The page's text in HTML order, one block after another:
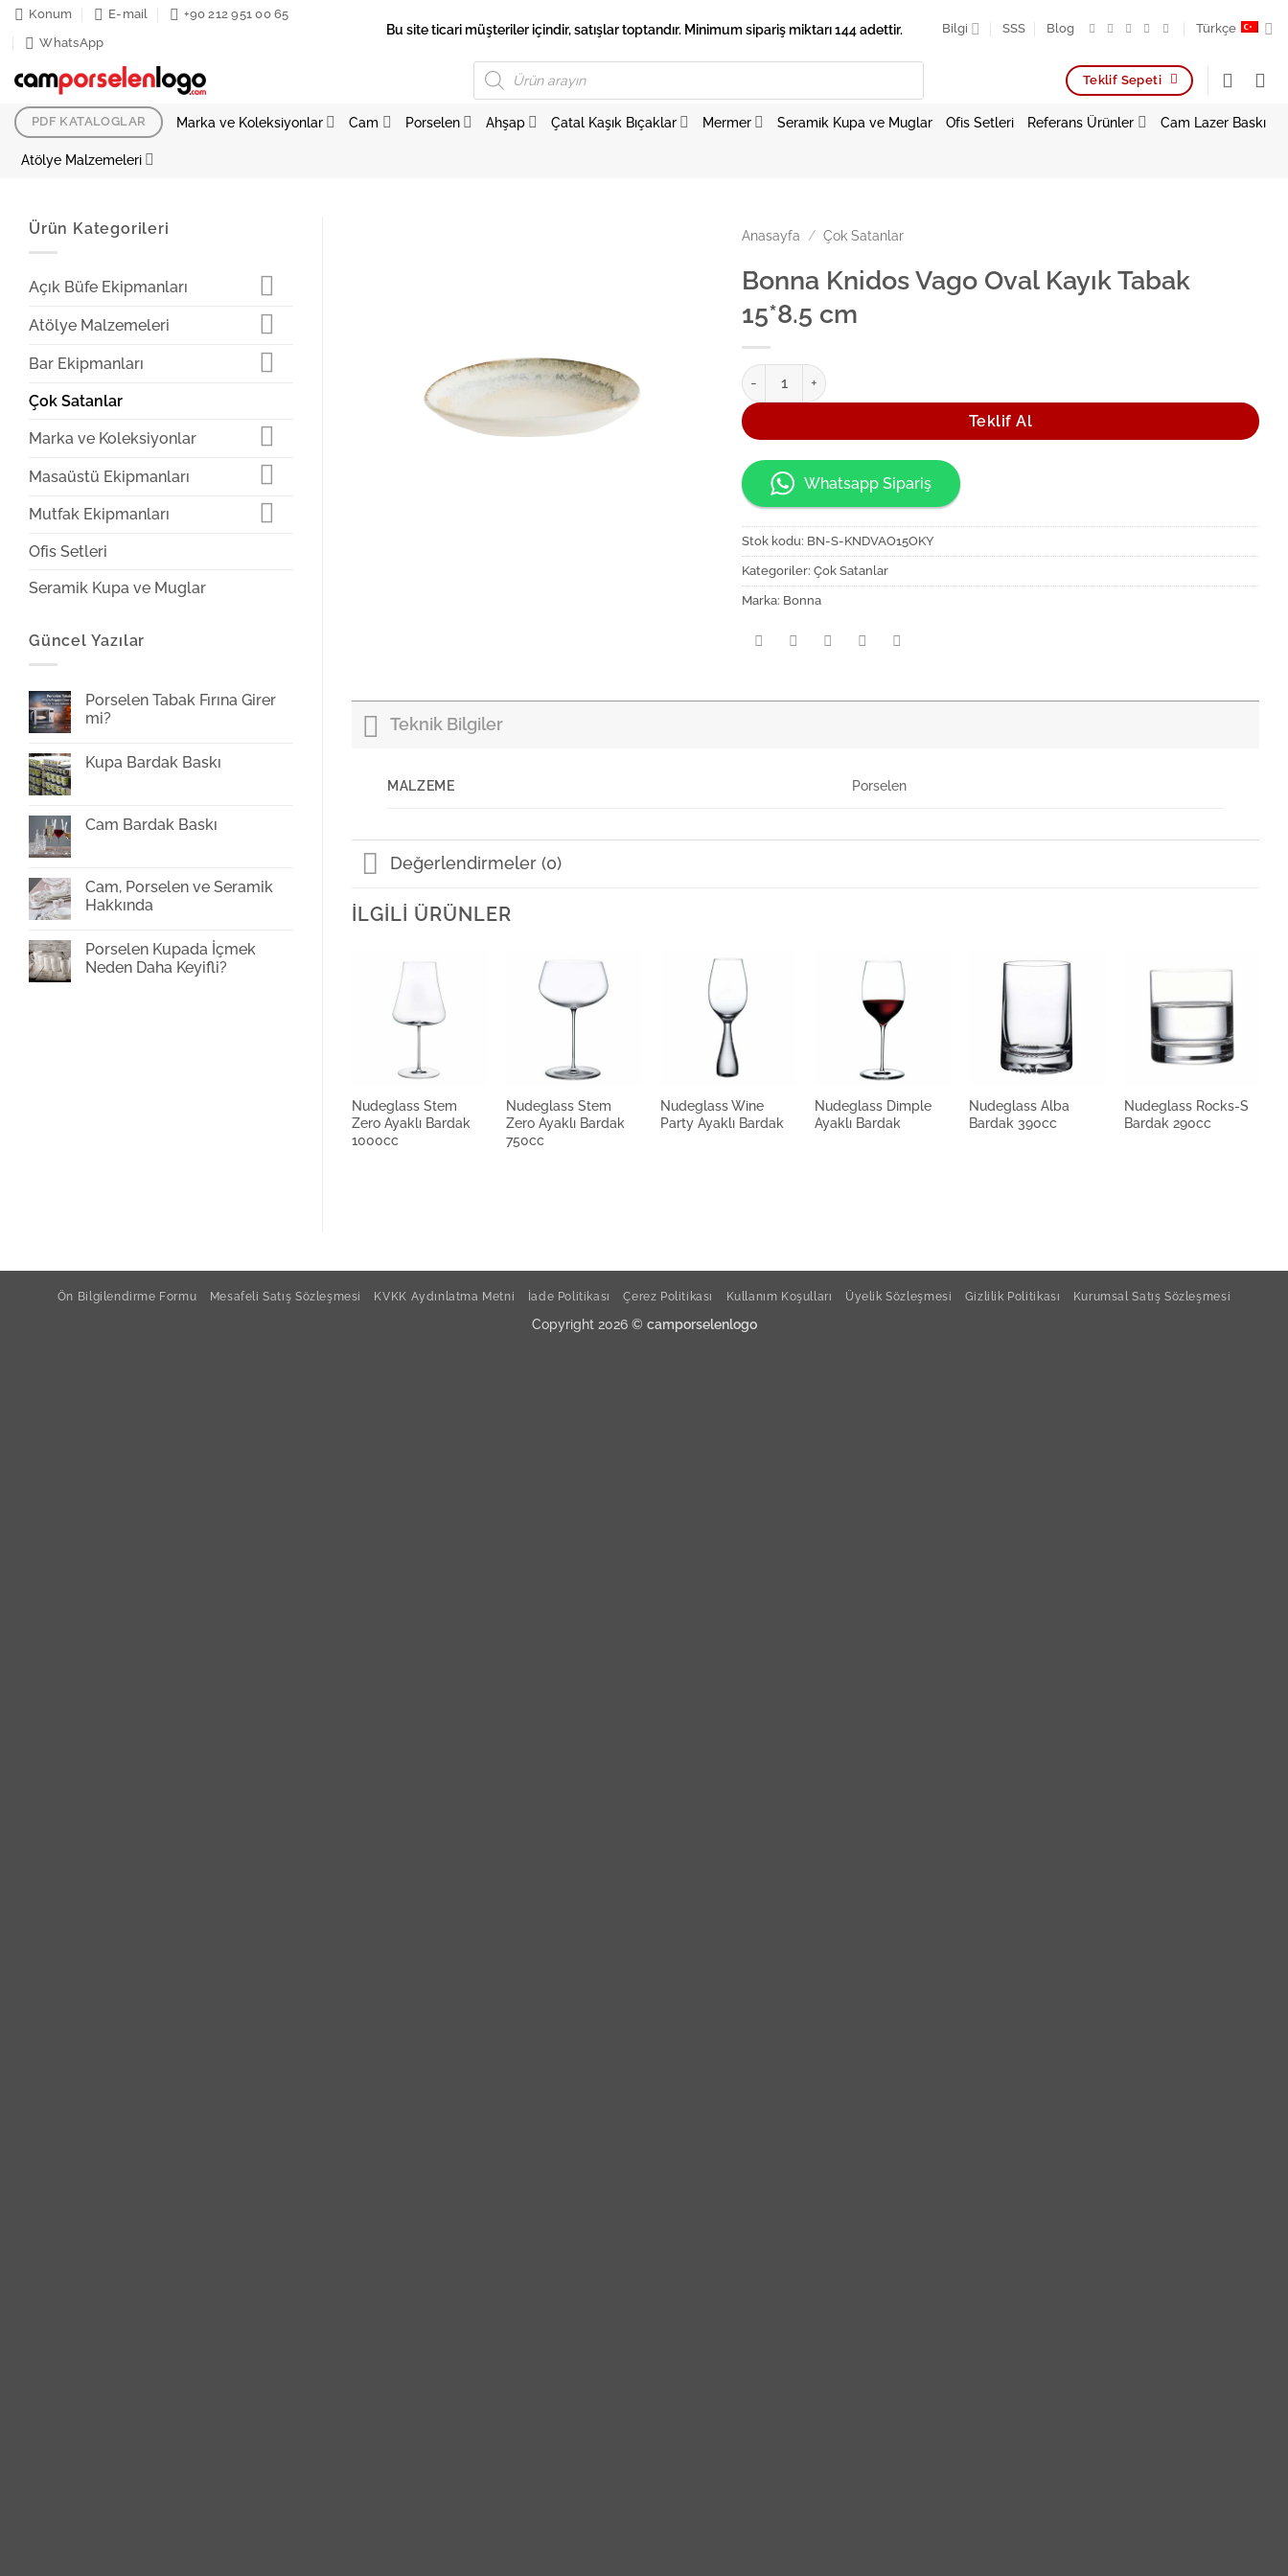
İçeriğe
atla
Konum E-mail
+90 212 951 00 65
WhatsApp
Bu site ticari müşteriler içindir, satışlar toptandır. Minimum sipariş miktarı 144 adettir. Bilgi SSS Blog Türkçe
Products
search
Teklif Sepeti
PDF KATALOGLAR Marka ve Koleksiyonlar Cam Porselen Ahşap Çatal Kaşık Bıçaklar Mermer Seramik Kupa ve Muglar Ofis Setleri Referans Ürünler Cam Lazer Baskı
Atölye Malzemeleri
Ürün Kategorileri
Açık Büfe Ekipmanları
Atölye Malzemeleri
Bar Ekipmanları
Çok Satanlar
Marka ve Koleksiyonlar
Masaüstü Ekipmanları
Mutfak Ekipmanları
Ofis Setleri
Seramik Kupa ve Muglar
Güncel Yazılar
Porselen Tabak Fırına Girer
mi?
Porselen
Tabak
Kupa Bardak Baskı
Bardak
Baskı
Cam Bardak Baskı
Bardak
Baskı
Cam, Porselen ve Seramik
Hakkında
Cam,
Porselen
ve
Porselen Kupada İçmek
Neden Daha Keyifli?
Anasayfa / Çok Satanlar
Bonna Knidos Vago Oval Kayık Tabak
15*8.5 cm
Bonna Knidos Vago Oval Kayık Tabak 15*8.5 cm adet
Teklif Al
Whatsapp Sipariş
Stok kodu: BN-S-KNDVAO15OKY
Kategoriler:Çok Satanlar
Marka: Bonna
Teknik Bilgiler
MALZEME Porselen
Değerlendirmeler (0)
İLGILI ÜRÜNLER
Nudeglass Stem
Zero Ayaklı Bardak
1000cc
Nudeglass Stem
Zero Ayaklı Bardak
750cc
Nudeglass Wine
Party Ayaklı Bardak
Nudeglass Dimple
Ayaklı Bardak
Nudeglass Alba
Bardak 390cc
Nudeglass Rocks-S
Bardak 290cc
Ön Bilgilendirme Formu Mesafeli Satış Sözleşmesi KVKK Aydınlatma Metni İade Politikası Çerez Politikası Kullanım Koşulları Üyelik Sözleşmesi Gizlilik Politikası Kurumsal Satış Sözleşmesi
Copyright 2026 © camporselenlogo